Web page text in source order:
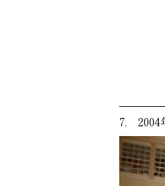
7. 2004